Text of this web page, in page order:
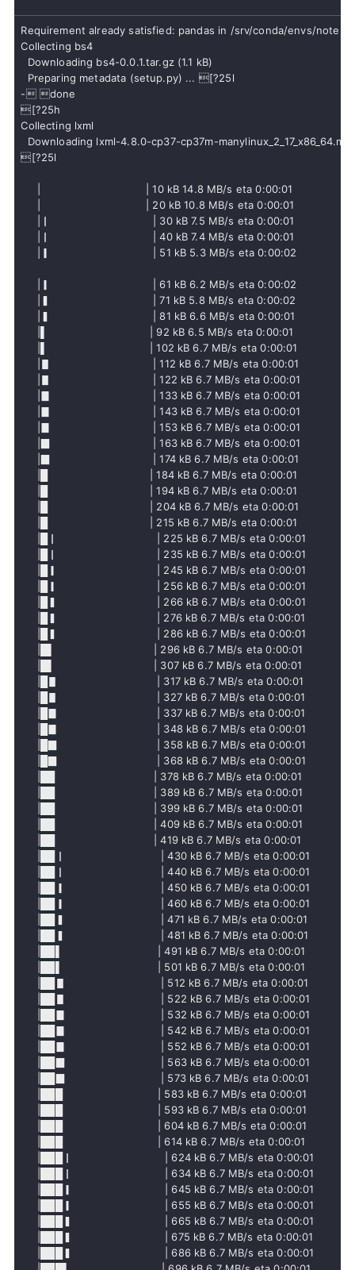
  Downloading bs4-0.0.1.tar.gz (1.1 kB)
  Preparing metadata (setup.py) ... [?25l
- done
[?25h
Collecting lxml
Downloading lxml-4.8.0-cp37-cp37m-
[?25l
     |                                | 10 kB 14.8 MB/s eta 0:00:01
     |                                | 20 kB 10.8 MB/s eta 0:00:01
     |▏                               | 30 kB 7.5 MB/s eta 0:00:01
     |▏                               | 40 kB 7.4 MB/s eta 0:00:01
     |▎                               | 51 kB 5.3 MB/s eta 0:00:02